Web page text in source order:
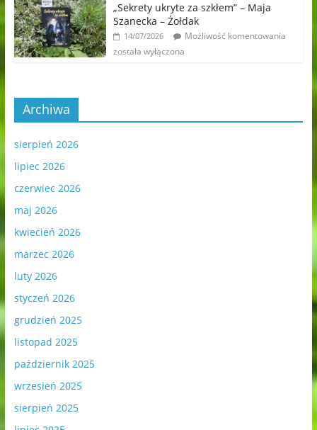
„Sekrety ukryte za szkłem” – Maja
Szanecka – Żołdak
14/07/2026
Możliwość komentowania
została wyłączona
Archiwa
sierpień 2026
lipiec 2026
czerwiec 2026
maj 2026
kwiecień 2026
marzec 2026
luty 2026
styczeń 2026
grudzień 2025
listopad 2025
październik 2025
wrzesień 2025
sierpień 2025